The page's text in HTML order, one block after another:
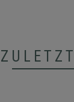
ZULETZT